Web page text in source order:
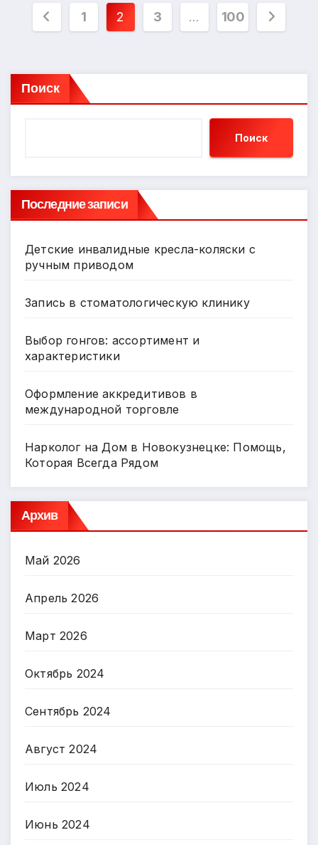
Пагинация
1 2 3 … 100
Поиск
Поиск
Последние записи
Детские инвалидные кресла-коляски с
ручным приводом
Запись в стоматологическую клинику
Выбор гонгов: ассортимент и
характеристики
Оформление аккредитивов в
международной торговле
Нарколог на Дом в Новокузнецке: Помощь,
Которая Всегда Рядом
Архив
Май 2026
Апрель 2026
Март 2026
Октябрь 2024
Сентябрь 2024
Август 2024
Июль 2024
Июнь 2024